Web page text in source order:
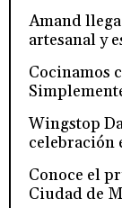
Amand
artesanal y
Cocinamos
Wingstop
celebración
Conoce el
Ciudad de